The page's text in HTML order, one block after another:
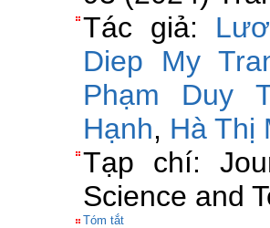
Tác giả:
Diep My
Phạm Duy
Hạnh, Hà Thị
Tạp chí:
Science and
Tóm tắt